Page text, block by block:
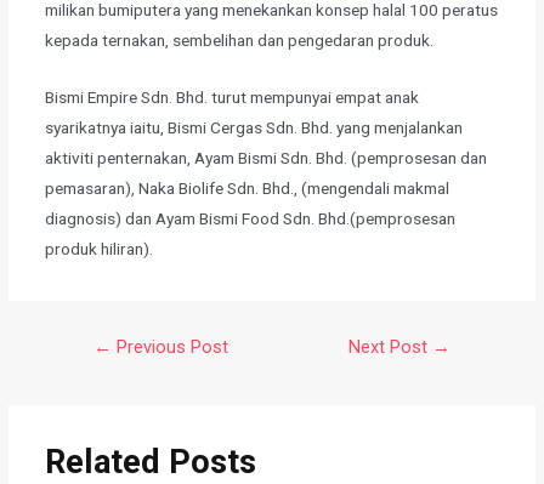
milikan bumiputera yang menekankan konsep halal 100 peratus
kepada ternakan, sembelihan dan pengedaran produk.
Bismi Empire Sdn. Bhd. turut mempunyai empat anak
syarikatnya iaitu, Bismi Cergas Sdn. Bhd. yang menjalankan
aktiviti penternakan, Ayam Bismi Sdn. Bhd. (pemprosesan dan
pemasaran), Naka Biolife Sdn. Bhd., (mengendali makmal
diagnosis) dan Ayam Bismi Food Sdn. Bhd.(pemprosesan
produk hiliran).
← Previous Post Next Post →
Related Posts